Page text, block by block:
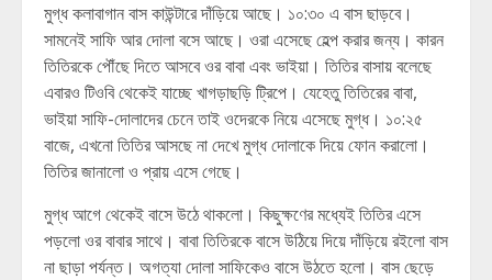
মুগ্ধ কলাবাগান বাস কাউন্টারে দাঁড়িয়ে আছে। ১০:৩০ এ বাস ছাড়বে।
সামনেই সাফি আর দোলা বসে আছে। ওরা এসেছে হেল্প করার জন্য। কারন
তিতিরকে পৌঁছে দিতে আসবে ওর বাবা এবং ভাইয়া। তিতির বাসায় বলেছে
এবারও টিওবি থেকেই যাচ্ছে খাগড়াছড়ি ট্রিপে। যেহেতু তিতিরের বাবা,
ভাইয়া সাফি-দোলাদের চেনে তাই ওদেরকে নিয়ে এসেছে মুগ্ধ। ১০:২৫
বাজে, এখনো তিতির আসছে না দেখে মুগ্ধ দোলাকে দিয়ে ফোন করালো।
তিতির জানালো ও প্রায় এসে গেছে।
মুগ্ধ আগে থেকেই বাসে উঠে থাকলো। কিছুক্ষণের মধ্যেই তিতির এসে
পড়লো ওর বাবার সাথে। বাবা তিতিরকে বাসে উঠিয়ে দিয়ে দাঁড়িয়ে রইলো বাস
না ছাড়া পর্যন্ত। অগত্যা দোলা সাফিকেও বাসে উঠতে হলো। বাস ছেড়ে